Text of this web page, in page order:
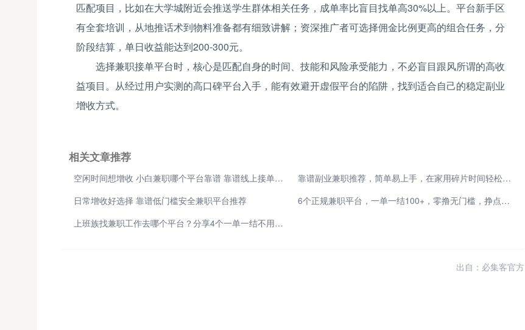
匹配项目，比如在大学城附近会推送学生群体相关任务，成单率比盲目找单高30%以上。平台新手区
有全套培训，从地推话术到物料准备都有细致讲解；资深推广者可选择佣金比例更高的组合任务，分
阶段结算，单日收益能达到200-300元。
选择兼职接单平台时，核心是匹配自身的时间、技能和风险承受能力，不必盲目跟风所谓的高收
益项目。从经过用户实测的高口碑平台入手，能有效避开虚假平台的陷阱，找到适合自己的稳定副业
增收方式。
相关文章推荐
空闲时间想增收 小白兼职哪个平台靠谱 靠谱线上接单渠道盘点
靠谱副业兼职推荐，简单易上手，在家用碎片时间轻松赚零花钱
日常增收好选择 靠谱低门槛安全兼职平台推荐
6个正规兼职平台，一单一结100+，零撸无门槛，挣点小钱真容易！
上班族找兼职工作去哪个平台？分享4个一单一结不用投资的兼职赚钱平台
出自：必集客官方